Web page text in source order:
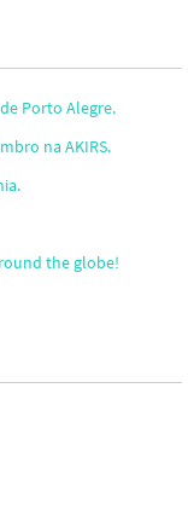
Porto Alegre.
na AKIRS.
the globe!